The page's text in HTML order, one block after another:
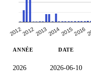
201220122013201420152016
ANNÉE DATE
2026 2026-06-10